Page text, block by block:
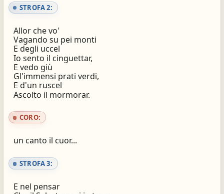
STROFA 2:
Allor che vo'
Vagando su pei monti
E degli uccel
Io sento il cinguettar,
E vedo giù
Gl'immensi prati verdi,
E d'un ruscel
Ascolto il mormorar.
CORO:
un canto il cuor...
STROFA 3:
E nel pensar